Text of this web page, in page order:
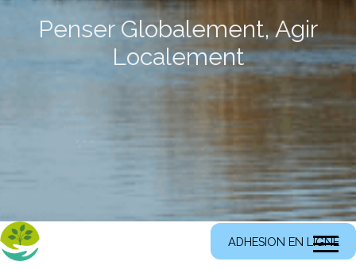
Penser Globalement, Agir
Localement
ADHESION EN LIGNE